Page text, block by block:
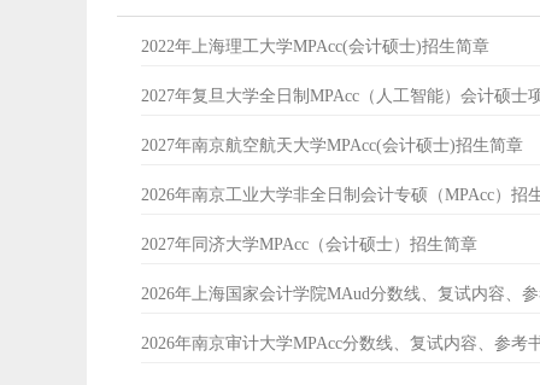
2022年上海理工大学MPAcc(会计硕士)招生简章
2027年复旦大学全日制MPAcc（人工智能）会计硕士
2027年南京航空航天大学MPAcc(会计硕士)招生简章
2026年南京工业大学非全日制会计专硕（MPAcc）招
2027年同济大学MPAcc（会计硕士）招生简章
2026年上海国家会计学院MAud分数线、复试内容、
2026年南京审计大学MPAcc分数线、复试内容、参考